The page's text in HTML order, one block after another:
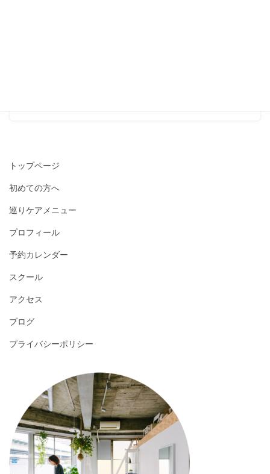
トップページ
初めての方へ
巡りケアメニュー
プロフィール
予約カレンダー
スクール
アクセス
ブログ
プライバシーポリシー